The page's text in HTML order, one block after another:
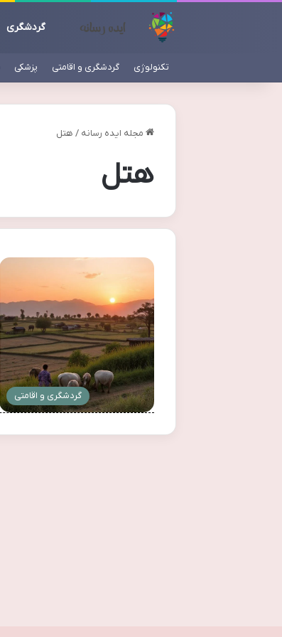
گردشگری
تکنولوژی گردشگری و اقامتی پزشکی
مجله ایده رسانه / هتل
هتل
گردشگری و اقامتی